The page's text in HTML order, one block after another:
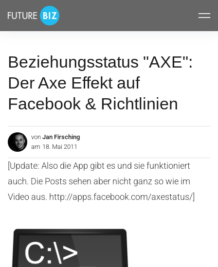
überspringen
FUTUREBIZ
Beziehungsstatus "AXE":
Der Axe Effekt auf
Facebook & Richtlinien
von Jan Firsching
am 18. Mai 2011
[Update: Also die App gibt es und sie funktioniert
auch. Die Posts sehen aber nicht ganz so wie im
Video aus. http://apps.facebook.com/axestatus/]